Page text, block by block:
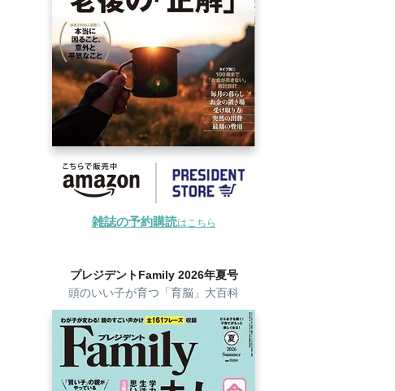
雑誌の予約購読はこちら
プレジデントFamily 2026年夏号
頭のいい子が育つ「育脳」大百科